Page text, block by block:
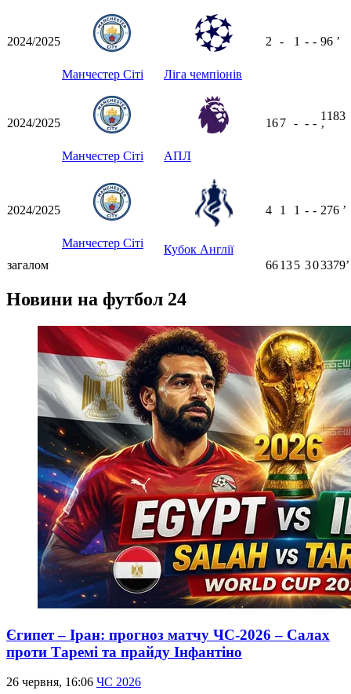
2024/2025
Манчестер Сіті Ліга чемпіонів
2 - 1 - - 96 ʼ
2024/2025
Манчестер Сіті АПЛ
167 - - -
1183
ʼ
2024/2025
Манчестер Сіті Кубок Англії
4 1 1 - - 276 ʼ
загалом 66135 303379ʼ
Новини на футбол 24
Єгипет – Іран: прогноз матчу ЧС-2026 – Салах
проти Таремі та прайду Інфантіно
26 червня, 16:06 ЧС 2026